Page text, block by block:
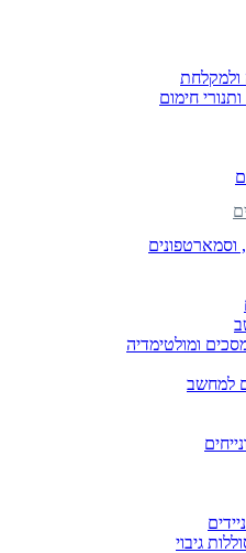
ולמקלחת
חימום
וסמארטפונים
ומולטימדיה
למחשב
גיבוי